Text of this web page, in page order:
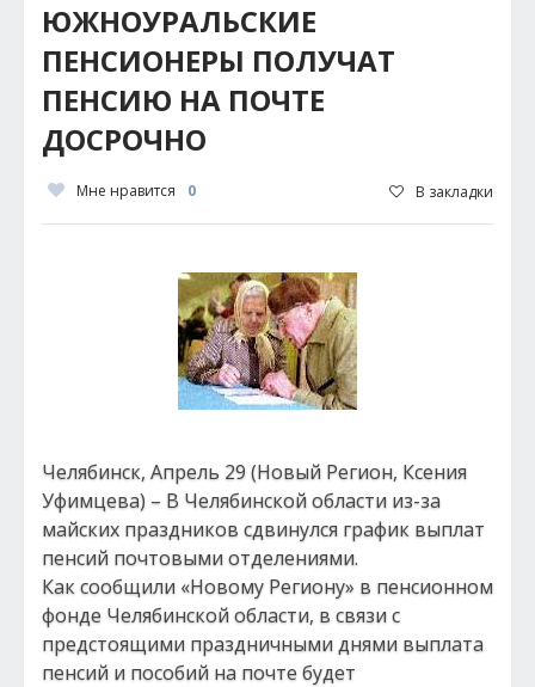
ЮЖНОУРАЛЬСКИЕ
ПЕНСИОНЕРЫ ПОЛУЧАТ
ПЕНСИЮ НА ПОЧТЕ
ДОСРОЧНО
Мне нравится 0 В закладки
Челябинск, Апрель 29 (Новый Регион, Ксения
Уфимцева) – В Челябинской области из-за
майских праздников сдвинулся график выплат
пенсий почтовыми отделениями.
Как сообщили «Новому Региону» в пенсионном
фонде Челябинской области, в связи с
предстоящими праздничными днями выплата
пенсий и пособий на почте будет